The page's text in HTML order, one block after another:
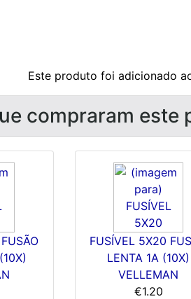
Este produto foi adicionado
compraram
FUSÍVEL 5X20
LENTA 1A (10X)
VELLEMAN
€1.20